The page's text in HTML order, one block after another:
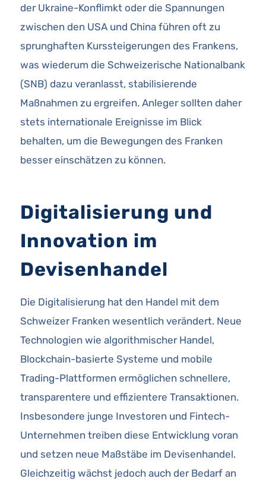
der Ukraine-Konflimkt oder die Spannungen
zwischen den USA und China führen oft zu
sprunghaften Kurssteigerungen des Frankens,
was wiederum die Schweizerische Nationalbank
(SNB) dazu veranlasst, stabilisierende
Maßnahmen zu ergreifen. Anleger sollten daher
stets internationale Ereignisse im Blick
behalten, um die Bewegungen des Franken
besser einschätzen zu können.
Digitalisierung und
Innovation im
Devisenhandel
Die Digitalisierung hat den Handel mit dem
Schweizer Franken wesentlich verändert. Neue
Technologien wie algorithmischer Handel,
Blockchain-basierte Systeme und mobile
Trading-Plattformen ermöglichen schnellere,
transparentere und effizientere Transaktionen.
Insbesondere junge Investoren und Fintech-
Unternehmen treiben diese Entwicklung voran
und setzen neue Maßstäbe im Devisenhandel.
Gleichzeitig wächst jedoch auch der Bedarf an